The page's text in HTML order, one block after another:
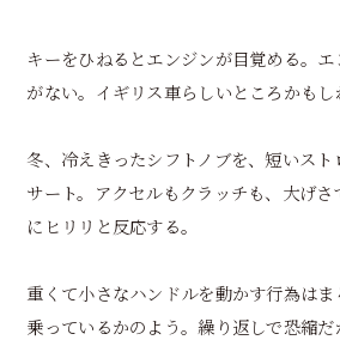
キーをひねるとエンジンが目覚める。
がない。イギリス車らしいところかもし
冬、冷えきったシフトノブを、短いス
サート。アクセルもクラッチも、大げ
にヒリリと反応する。
重くて小さなハンドルを動かす行為は
乗っているかのよう。繰り返しで恐縮